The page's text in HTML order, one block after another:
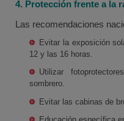
4. Protección frente a la
Las recomendaciones
Evitar la exposición
12 y las 16 horas.
Utilizar
sombrero.
Evitar las cabinas de